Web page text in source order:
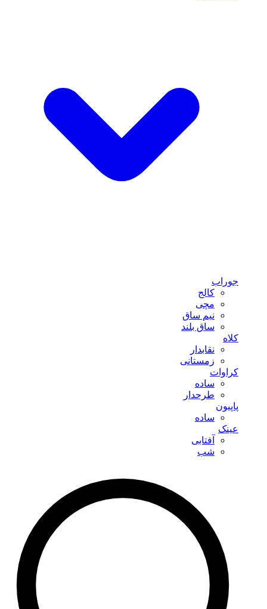
جوراب
کالج
مچی
نیم ساق
ساق بلند
کلاه
نقابدار
زمستانی
کراوات
ساده
طرحدار
پاپیون
ساده
عینک
آفتابی
شب